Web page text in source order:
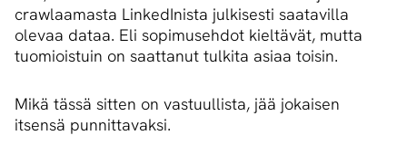
crawlaamasta LinkedInista julkisesti saatavilla
olevaa dataa. Eli sopimusehdot kieltävät, mutta
tuomioistuin on saattanut tulkita asiaa toisin.
Mikä tässä sitten on vastuullista, jää jokaisen
itsensä punnittavaksi.